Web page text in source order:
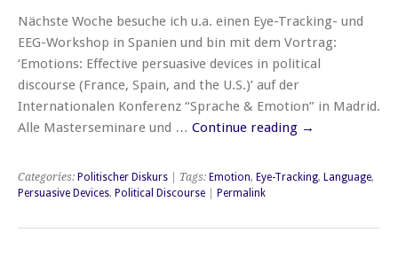
Nächste Woche besuche ich u.a. einen Eye-Tracking- und
EEG-Workshop in Spanien und bin mit dem Vortrag:
‘Emotions: Effective persuasive devices in political
discourse (France, Spain, and the U.S.)’ auf der
Internationalen Konferenz “Sprache & Emotion” in Madrid.
Alle Masterseminare und … Continue reading →
Categories: Politischer Diskurs | Tags: Emotion, Eye-Tracking, Language,
Persuasive Devices, Political Discourse Permalink